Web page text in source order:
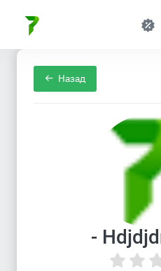
Назад
-